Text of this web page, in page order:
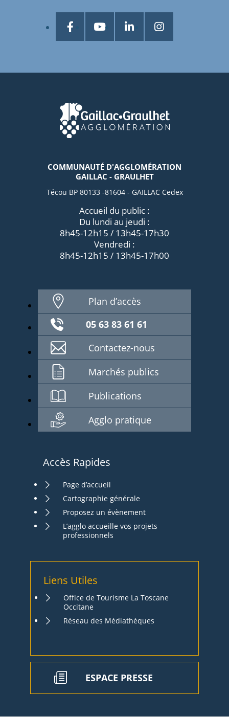
COMMUNAUTÉ D'AGGLOMÉRATION
GAILLAC - GRAULHET
Técou BP 80133 -81604 - GAILLAC Cedex
Accueil du public :
Du lundi au jeudi :
8h45-12h15 / 13h45-17h30
Vendredi :
8h45-12h15 / 13h45-17h00
Plan d’accès
05 63 83 61 61
Contactez-nous
Marchés publics
Publications
Agglo pratique
Accès Rapides
Page d’accueil
Cartographie générale
Proposez un évènement
L’agglo accueille vos projets
professionnels
Liens Utiles
Office de Tourisme La Toscane
Occitane
Réseau des Médiathèques
ESPACE PRESSE